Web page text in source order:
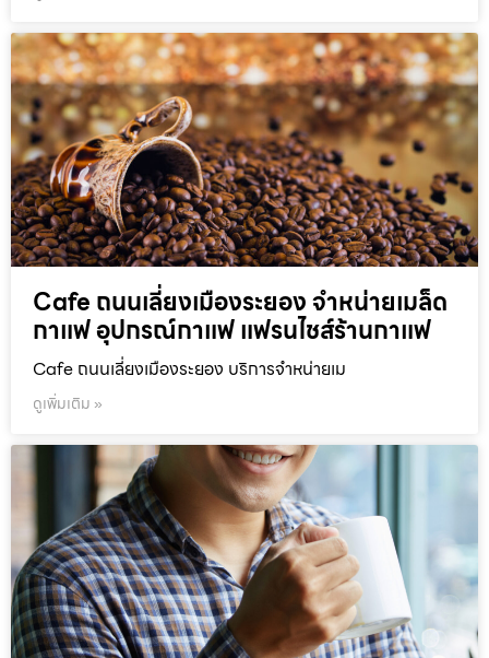
Cafe ถนนเลี่ยงเมืองระยอง จำหน่ายเมล็ด
กาแฟ อุปกรณ์กาแฟ แฟรนไชส์ร้านกาแฟ
Cafe ถนนเลี่ยงเมืองระยอง บริการจำหน่ายเม
ดูเพิ่มเติม »